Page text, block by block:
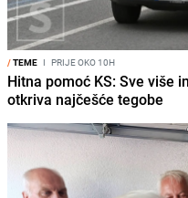
/TEME I PRIJE OKO 10H
Hitna pomoć KS: Sve više
otkriva najčešće tegobe